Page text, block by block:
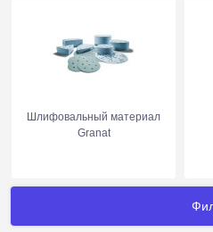
Шлифовальный материал
Granat